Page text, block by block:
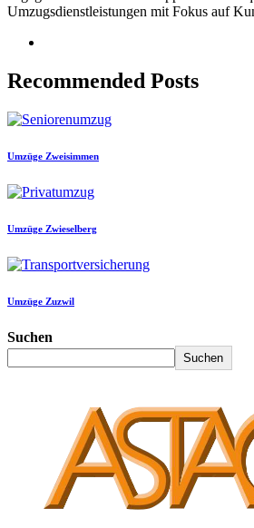
Umzugsdienstleistungen mit Fokus auf
Recommended Posts
Umzüge Zweisimmen
Umzüge Zwieselberg
Umzüge Zuzwil
Suchen
Suchen